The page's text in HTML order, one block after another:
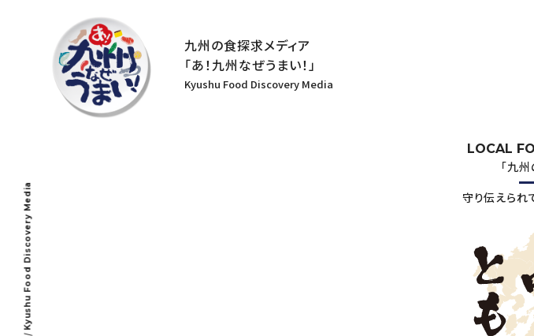
Kyushu Food Discovery Media
九州の食探求メディア
「あ！九州なぜうまい！」
Kyushu Food Discovery Media
LOCAL
「九
守り伝えられ